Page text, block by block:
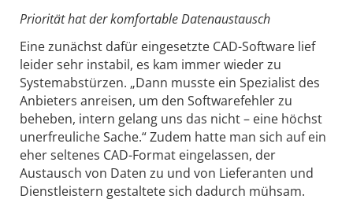
Priorität hat der komfortable Datenaustausch
Eine zunächst dafür eingesetzte CAD-Software lief
leider sehr instabil, es kam immer wieder zu
Systemabstürzen. „Dann musste ein Spezialist des
Anbieters anreisen, um den Softwarefehler zu
beheben, intern gelang uns das nicht – eine höchst
unerfreuliche Sache.“ Zudem hatte man sich auf ein
eher seltenes CAD-Format eingelassen, der
Austausch von Daten zu und von Lieferanten und
Dienstleistern gestaltete sich dadurch mühsam.